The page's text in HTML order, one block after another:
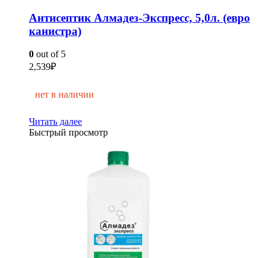
Антисептик Алмадез-Экспресс, 5,0л. (евро
канистра)
0 out of 5
2,539₽
нет в наличии
Читать далее
Быстрый просмотр